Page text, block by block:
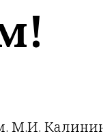
М.И.